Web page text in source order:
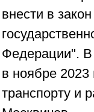
внести в
Федерации". В
в ноябре 2023
транспорту и